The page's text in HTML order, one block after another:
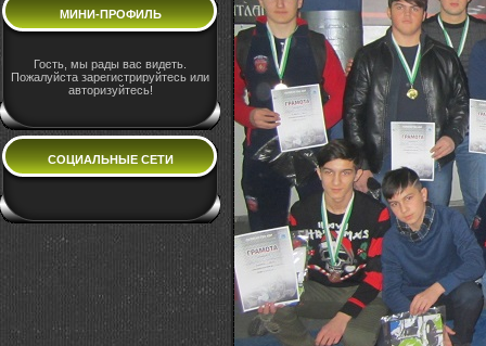
МИНИ-ПРОФИЛЬ
Гость, мы рады вас видеть.
Пожалуйста зарегистрируйтесь или
авторизуйтесь!
СОЦИАЛЬНЫЕ СЕТИ